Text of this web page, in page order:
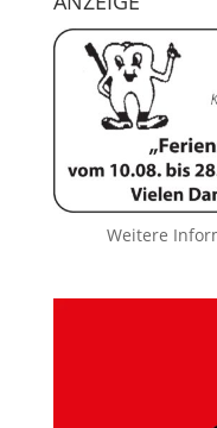
Weitere